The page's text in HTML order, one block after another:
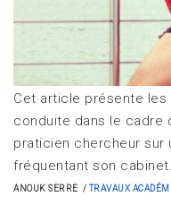
Cet article présente
conduite dans le cadre
praticien chercheur sur
fréquentant son cabinet.
ANOUK SERRE TRAVAUX